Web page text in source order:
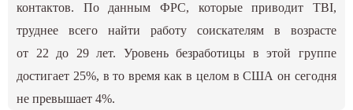
контактов. По данным ФРС, которые приводит TBI,
труднее всего найти работу соискателям в возрасте
от 22 до 29 лет. Уровень безработицы в этой группе
достигает 25%, в то время как в целом в США он сегодня
не превышает 4%.